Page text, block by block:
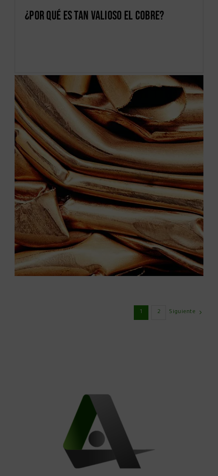
¿Por qué es tan valioso el cobre?
1 2 Siguiente